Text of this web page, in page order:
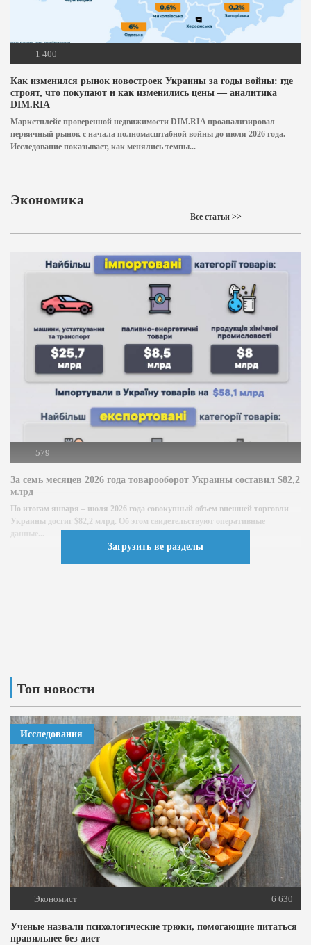
Топ новости
Исследования
Экономист 6 630
Ученые назвали психологические трюки, помогающие питаться
правильнее без диет
1 400
Как изменился рынок новостроек Украины за годы войны: где
строят, что покупают и как изменились цены — аналитика
DIM.RIA
Маркетплейс проверенной недвижимости DIM.RIA проанализировал
первичный рынок с начала полномасштабной войны до июля 2026 года.
Исследование показывает, как менялись темпы...
Экономика
Все статьи >>
579
За семь месяцев 2026 года товарооборот Украины составил $82,2
млрд
По итогам января – июля 2026 года совокупный объем внешней торговли
Украины достиг $82,2 млрд. Об этом свидетельствуют оперативные
данные...
Загрузить ве разделы